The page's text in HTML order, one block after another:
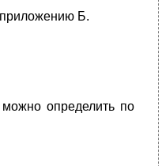
приложению Б.
определить по